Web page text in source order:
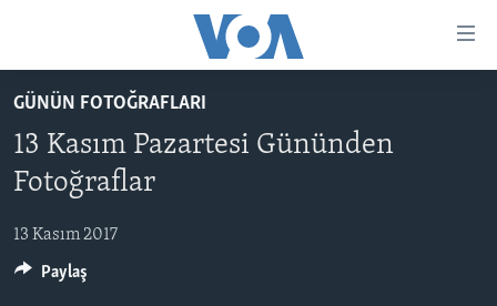
geç
Ana
geç
geç
TÜRKİYE
AMERİKA
ORTADOĞU
AVRUPA
PROGRAMLAR
AMERİKA'DA YAŞAM
UKRAYNA KRİZİ
YAPAY ZEKA
YORUMLAR
GÜNÜN FOTOĞRAFLARI
13 Kasım Pazartesi Gününden
Fotoğraflar
13 Kasım 2017
Paylaş